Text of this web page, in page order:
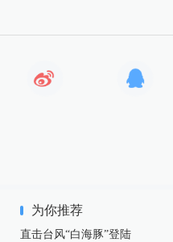
为你推荐
直击台风“白海豚”登陆